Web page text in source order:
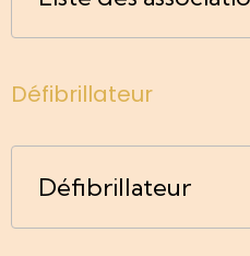
Défibrillateur
Défibrillateur